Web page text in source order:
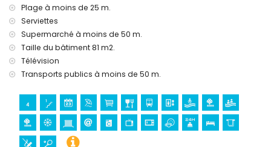
Plage à moins de 25 m.
Serviettes
Supermarché à moins de 50 m.
Taille du bâtiment 81 m2.
Télévision
Transports publics à moins de 50 m.